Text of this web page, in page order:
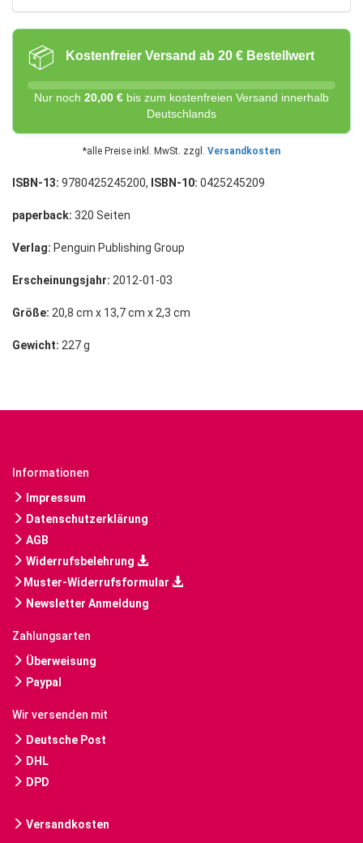
📦 Kostenfreier Versand ab 20 € Bestellwert
Nur noch 20,00 € bis zum kostenfreien Versand innerhalb
Deutschlands
*alle Preise inkl. MwSt. zzgl. Versandkosten
ISBN-13: 9780425245200, ISBN-10: 0425245209
paperback: 320 Seiten
Verlag: Penguin Publishing Group
Erscheinungsjahr: 2012-01-03
Größe: 20,8 cm x 13,7 cm x 2,3 cm
Gewicht: 227 g
Informationen
Impressum
Datenschutzerklärung
AGB
Widerrufsbelehrung
Muster-Widerrufsformular
Newsletter Anmeldung
Zahlungsarten
Überweisung
Paypal
Wir versenden mit
Deutsche Post
DHL
DPD
Versandkosten